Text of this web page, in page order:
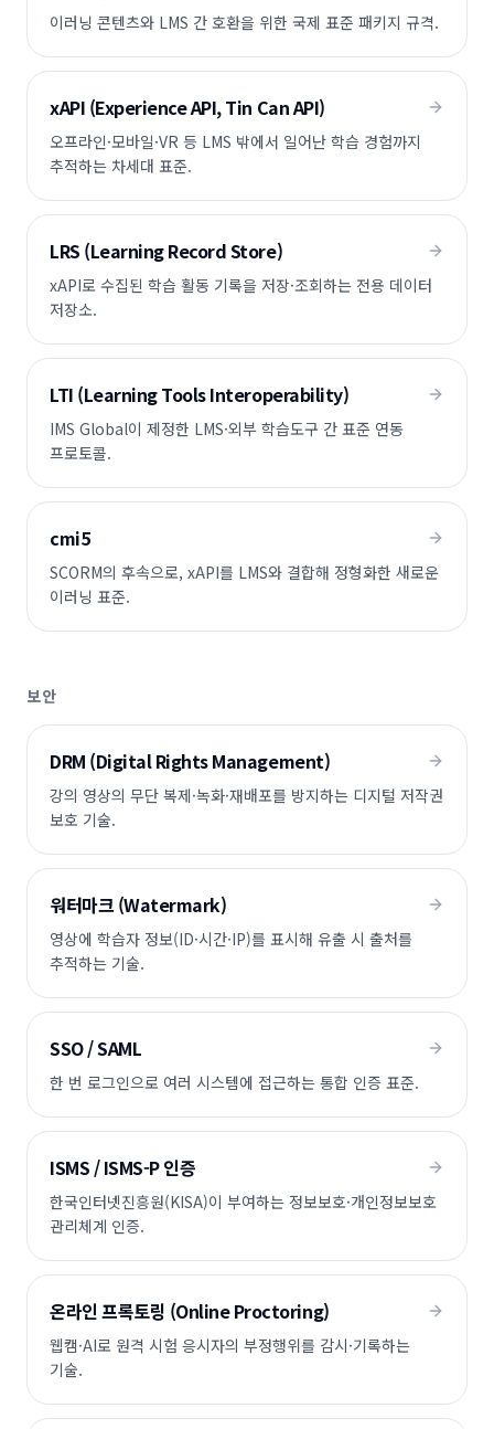
이러닝 콘텐츠와 LMS 간 호환을 위한 국제 표준 패키지 규격.
xAPI (Experience API, Tin Can API)
오프라인·모바일·VR 등 LMS 밖에서 일어난 학습 경험까지
추적하는 차세대 표준.
LRS (Learning Record Store)
xAPI로 수집된 학습 활동 기록을 저장·조회하는 전용 데이터
저장소.
LTI (Learning Tools Interoperability)
IMS Global이 제정한 LMS·외부 학습도구 간 표준 연동
프로토콜.
cmi5
SCORM의 후속으로, xAPI를 LMS와 결합해 정형화한 새로운
이러닝 표준.
보안
DRM (Digital Rights Management)
강의 영상의 무단 복제·녹화·재배포를 방지하는 디지털 저작권
보호 기술.
워터마크 (Watermark)
영상에 학습자 정보(ID·시간·IP)를 표시해 유출 시 출처를
추적하는 기술.
SSO / SAML
한 번 로그인으로 여러 시스템에 접근하는 통합 인증 표준.
ISMS / ISMS-P 인증
한국인터넷진흥원(KISA)이 부여하는 정보보호·개인정보보호
관리체계 인증.
온라인 프록토링 (Online Proctoring)
웹캠·AI로 원격 시험 응시자의 부정행위를 감시·기록하는
기술.